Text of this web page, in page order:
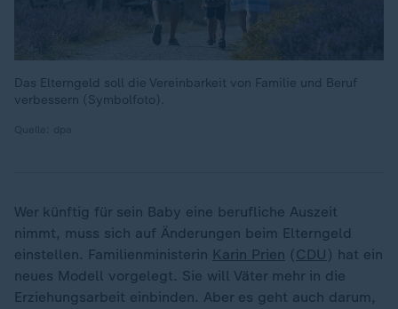
Das Elterngeld soll die Vereinbarkeit von Familie und Beruf
verbessern (Symbolfoto).
Wer künftig für sein Baby eine berufliche Auszeit
nimmt, muss sich auf Änderungen beim Elterngeld
einstellen. Familienministerin Karin Prien (CDU ) hat ein
neues Modell vorgelegt. Sie will Väter mehr in die
Erziehungsarbeit einbinden. Aber es geht auch darum,